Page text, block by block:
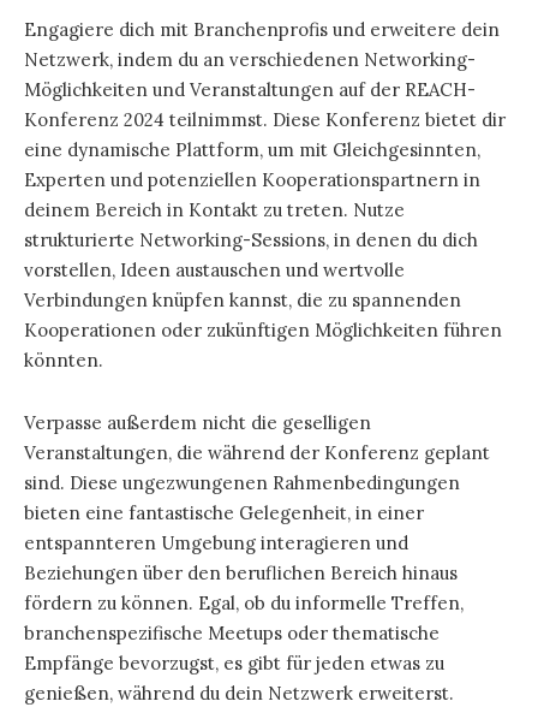
Engagiere dich mit Branchenprofis und erweitere dein
Netzwerk, indem du an verschiedenen Networking-
Möglichkeiten und Veranstaltungen auf der REACH-
Konferenz 2024 teilnimmst. Diese Konferenz bietet dir
eine dynamische Plattform, um mit Gleichgesinnten,
Experten und potenziellen Kooperationspartnern in
deinem Bereich in Kontakt zu treten. Nutze
strukturierte Networking-Sessions, in denen du dich
vorstellen, Ideen austauschen und wertvolle
Verbindungen knüpfen kannst, die zu spannenden
Kooperationen oder zukünftigen Möglichkeiten führen
könnten.
Verpasse außerdem nicht die geselligen
Veranstaltungen, die während der Konferenz geplant
sind. Diese ungezwungenen Rahmenbedingungen
bieten eine fantastische Gelegenheit, in einer
entspannteren Umgebung interagieren und
Beziehungen über den beruflichen Bereich hinaus
fördern zu können. Egal, ob du informelle Treffen,
branchenspezifische Meetups oder thematische
Empfänge bevorzugst, es gibt für jeden etwas zu
genießen, während du dein Netzwerk erweiterst.